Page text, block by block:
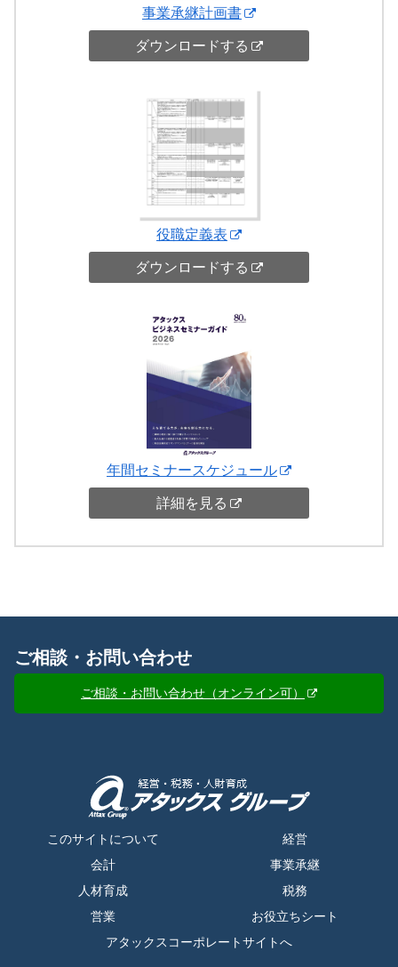
事業承継計画書
ダウンロードする
役職定義表
ダウンロードする
年間セミナースケジュール
詳細を見る
ご相談・お問い合わせ
ご相談・お問い合わせ（オンライン可）
このサイトについて
経営
会計
事業承継
人材育成
税務
営業
お役立ちシート
アタックスコーポレートサイトへ